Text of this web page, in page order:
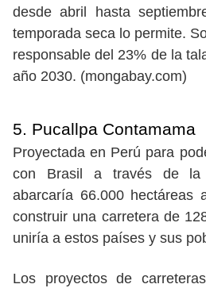
desde abril hasta
temporada seca lo permite.
responsable del 23% de la
año 2030. (mongabay.com)
5. Pucallpa Contamama
Proyectada en Perú para
con Brasil a través de la
abarcaría 66.000 hectáreas
construir una carretera de
uniría a estos países y sus
Los proyectos de